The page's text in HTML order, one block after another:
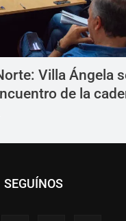
Villa Ángela
de la
SEGUÍNOS